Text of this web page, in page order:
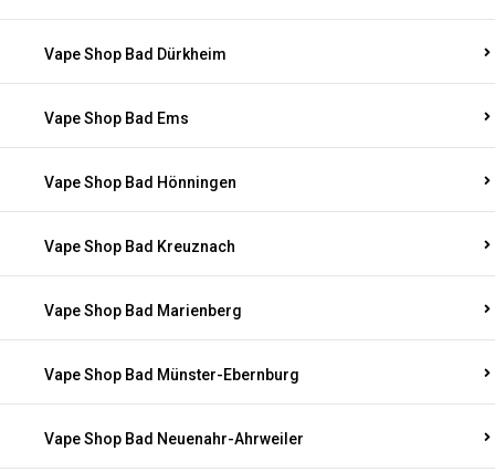
Vape Shop Bad Dürkheim
Vape Shop Bad Ems
Vape Shop Bad Hönningen
Vape Shop Bad Kreuznach
Vape Shop Bad Marienberg
Vape Shop Bad Münster-Ebernburg
Vape Shop Bad Neuenahr-Ahrweiler